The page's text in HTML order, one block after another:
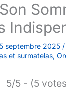
5 septembre 2025 /
et surmatelas,
5/5 - (5